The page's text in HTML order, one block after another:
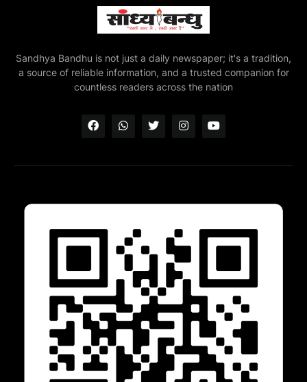
Sandhya Bandhu is not just a daily newspaper; it's a tradition,
a source of reliable information, and a trusted companion for
countless readers across the nation